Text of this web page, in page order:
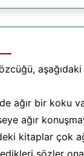
ağır bir koku
ağır
kitaplar çok
sözler